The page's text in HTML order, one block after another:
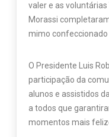
valer e as
Morassi
mimo confeccionado
O Presidente Luis
participação da
alunos e assistidos
a todos que
momentos mais